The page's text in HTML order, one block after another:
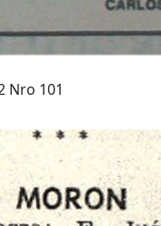
Nro 101